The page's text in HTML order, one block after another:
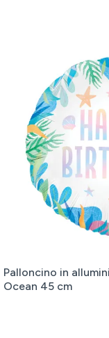
Palloncino in
Ocean 45 cm